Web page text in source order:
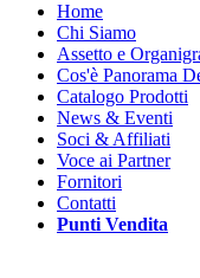
Home
Chi Siamo
Assetto e
Cos'è Panorama
Catalogo Prodotti
News & Eventi
Soci & Affiliati
Voce ai Partner
Fornitori
Contatti
Punti Vendita